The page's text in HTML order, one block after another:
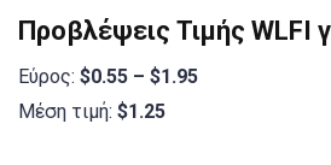
Προβλέψεις Τιμής WLFI
Εύρος: $0.55 – $1.95
Μέση τιμή: $1.25